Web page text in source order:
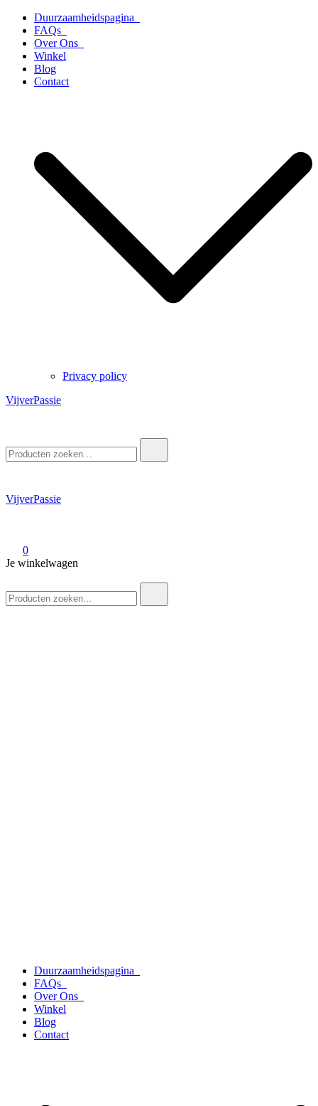
naar
inhoud
Duurzaamheidspagina
FAQs
Over Ons
Winkel
Blog
Contact
Privacy policy
VijverPassie
naar:
VijverPassie
0
Je winkelwagen
naar:
Duurzaamheidspagina
FAQs
Over Ons
Winkel
Blog
Contact